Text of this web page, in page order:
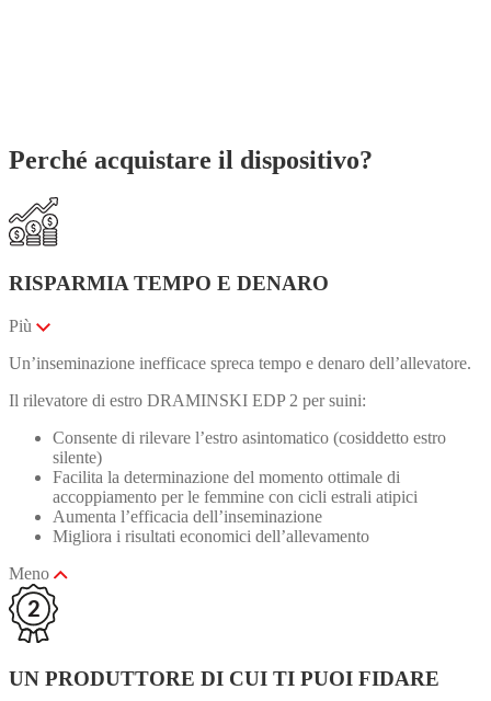
Perché acquistare il dispositivo?
RISPARMIA TEMPO E DENARO
Più
Un’inseminazione inefficace spreca tempo e denaro dell’allevatore.
Il rilevatore di estro DRAMINSKI EDP 2 per suini:
Consente di rilevare l’estro asintomatico (cosiddetto estro
silente)
Facilita la determinazione del momento ottimale di
accoppiamento per le femmine con cicli estrali atipici
Aumenta l’efficacia dell’inseminazione
Migliora i risultati economici dell’allevamento
Meno
UN PRODUTTORE DI CUI TI PUOI FIDARE